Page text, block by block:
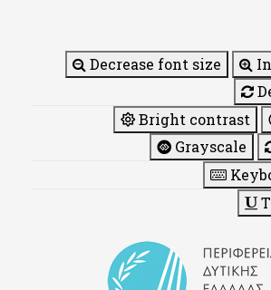
Decrease font size
Bright contrast
Grayscale